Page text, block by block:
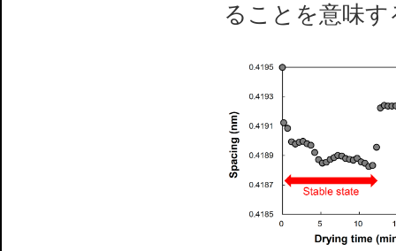
ることを意味す